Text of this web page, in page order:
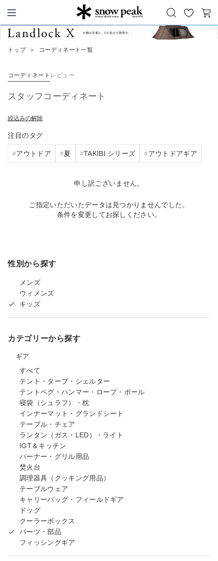
Snow Peak
お
気
カ
トップ ＞ コーディネート一覧
コーディネート レビュー
スタッフコーディネート
絞込みの解除
注目のタグ
アウトドア 夏 TAKIBI シリーズ アウトドアギア
申し訳ございません。
ご指定いただいたデータは見つかりませんでした。
条件を変更してお探しください。
性別から探す
メンズ
ウィメンズ
キッズ
カテゴリーから探す
ギア
すべて
テント・タープ・シェルター
テントペグ・ハンマー・ロープ・ポール
寝袋（シュラフ）・枕
インナーマット・グランドシート
テーブル・チェア
ランタン（ガス・LED）・ライト
IGT＆キッチン
バーナー・グリル用品
焚火台
調理器具（クッキング用品）
テーブルウェア
キャリーバッグ・フィールドギア
ドッグ
クーラーボックス
パーツ・部品
フィッシングギア